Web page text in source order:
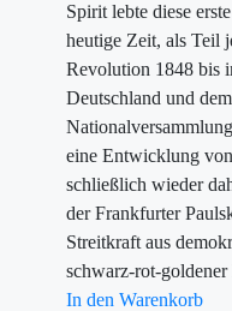
Spirit lebte diese
heutige Zeit, als Teil
Revolution 1848 bis
Deutschland und
eine Entwicklung
schließlich wieder
der Frankfurter
Streitkraft aus
schwarz-rot-goldener
In den Warenkorb